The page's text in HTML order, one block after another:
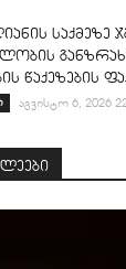
საქმეზე
განზრახ
წაქეზების
აგვისტო 6, 2026